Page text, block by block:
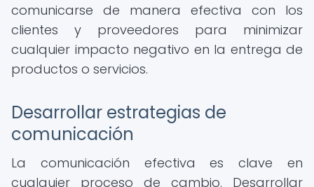
comunicarse de manera efectiva con los
clientes y proveedores para minimizar
cualquier impacto negativo en la entrega de
productos o servicios.
Desarrollar estrategias de
comunicación
La comunicación efectiva es clave en
cualquier proceso de cambio. Desarrollar